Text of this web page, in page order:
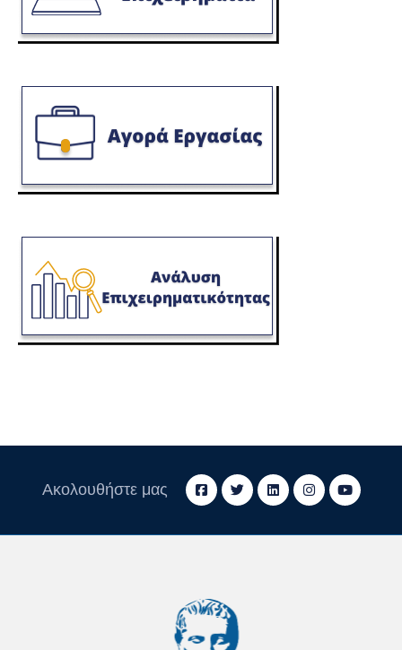
Ακολουθήστε μας